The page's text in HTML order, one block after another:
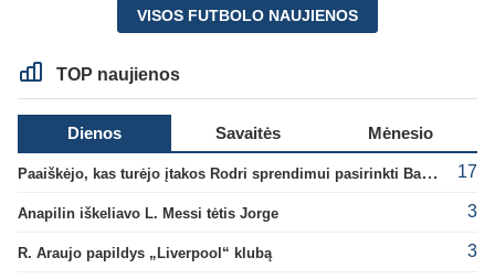
VISOS FUTBOLO NAUJIENOS
TOP naujienos
Dienos Savaitės Mėnesio
Paaiškėjo, kas turėjo įtakos Rodri sprendimui pasirinkti Barselonos pusę 17
Anapilin iškeliavo L. Messi tėtis Jorge 3
R. Araujo papildys „Liverpool“ klubą 3